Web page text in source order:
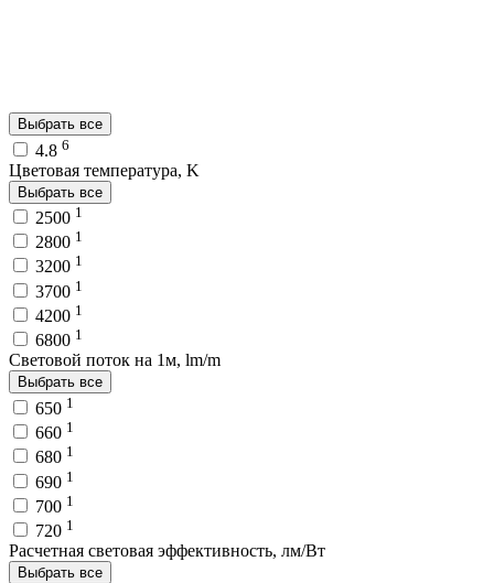
Выбрать все
4.8 6
Цветовая температура, K
Выбрать все
2500 1
2800 1
3200 1
3700 1
4200 1
6800 1
Световой поток на 1м, lm/m
Выбрать все
650 1
660 1
680 1
690 1
700 1
720 1
Расчетная световая эффективность, лм/Вт
Выбрать все